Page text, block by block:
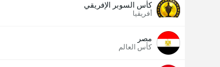
كأس السوبر الإفريقي
أفريقيا
مصر
كأس العالم